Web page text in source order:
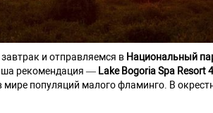
и отправляемся в Национальный
рекомендация — Lake Bogoria Spa Resort
мире популяций малого фламинго. В